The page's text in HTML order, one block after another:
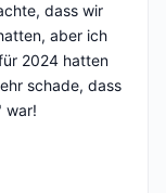
dass wir
aber ich
2024 hatten
schade, dass
war!